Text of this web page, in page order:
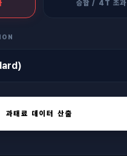
승합 / 4T 초과
과태료 데이터 산출